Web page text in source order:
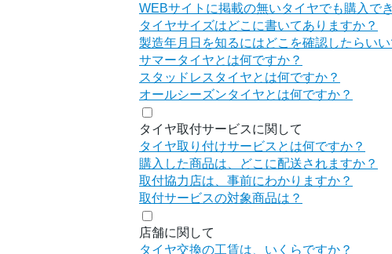
WEBサイトに掲載の無いタイヤでも購入で
タイヤサイズはどこに書いてありますか？
製造年月日を知るにはどこを確認したらいい
サマータイヤとは何ですか？
スタッドレスタイヤとは何ですか？
オールシーズンタイヤとは何ですか？
タイヤ取付サービスに関して
タイヤ取り付けサービスとは何ですか？
購入した商品は、どこに配送されますか？
取付協力店は、事前にわかりますか？
取付サービスの対象商品は？
店舗に関して
タイヤ交換の工賃は、いくらですか？